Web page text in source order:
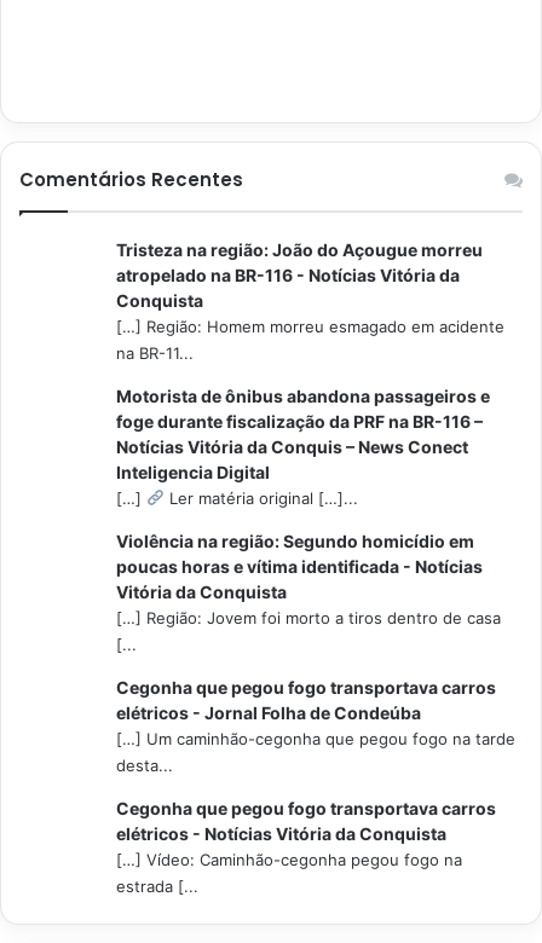
Comentários Recentes
Tristeza na região: João do Açougue morreu
atropelado na BR-116 - Notícias Vitória da
Conquista
[…] Região: Homem morreu esmagado em acidente
na BR-11...
Motorista de ônibus abandona passageiros e
foge durante fiscalização da PRF na BR-116 –
Notícias Vitória da Conquis – News Conect
Inteligencia Digital
[…] Ler matéria original […]...
Violência na região: Segundo homicídio em
poucas horas e vítima identificada - Notícias
Vitória da Conquista
[…] Região: Jovem foi morto a tiros dentro de casa
[...
Cegonha que pegou fogo transportava carros
elétricos - Jornal Folha de Condeúba
[…] Um caminhão-cegonha que pegou fogo na tarde
desta...
Cegonha que pegou fogo transportava carros
elétricos - Notícias Vitória da Conquista
[…] Vídeo: Caminhão-cegonha pegou fogo na
estrada [...